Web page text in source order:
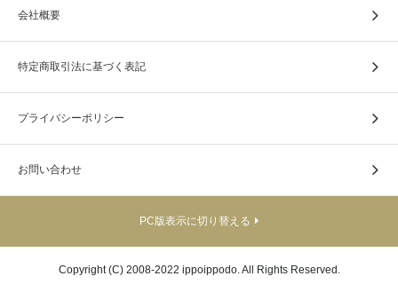
会社概要
特定商取引法に基づく表記
プライバシーポリシー
お問い合わせ
PC版表示に切り替える
Copyright (C) 2008-2022 ippoippodo. All Rights Reserved.